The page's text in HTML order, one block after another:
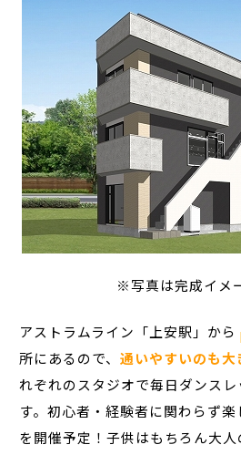
※写真は完成イメ
アストラムライン「上安駅」から
所にあるので、通いやすいのも大
れぞれのスタジオで毎日ダンス
す。初心者・経験者に関わらず
を開催予定！子供はもちろん大